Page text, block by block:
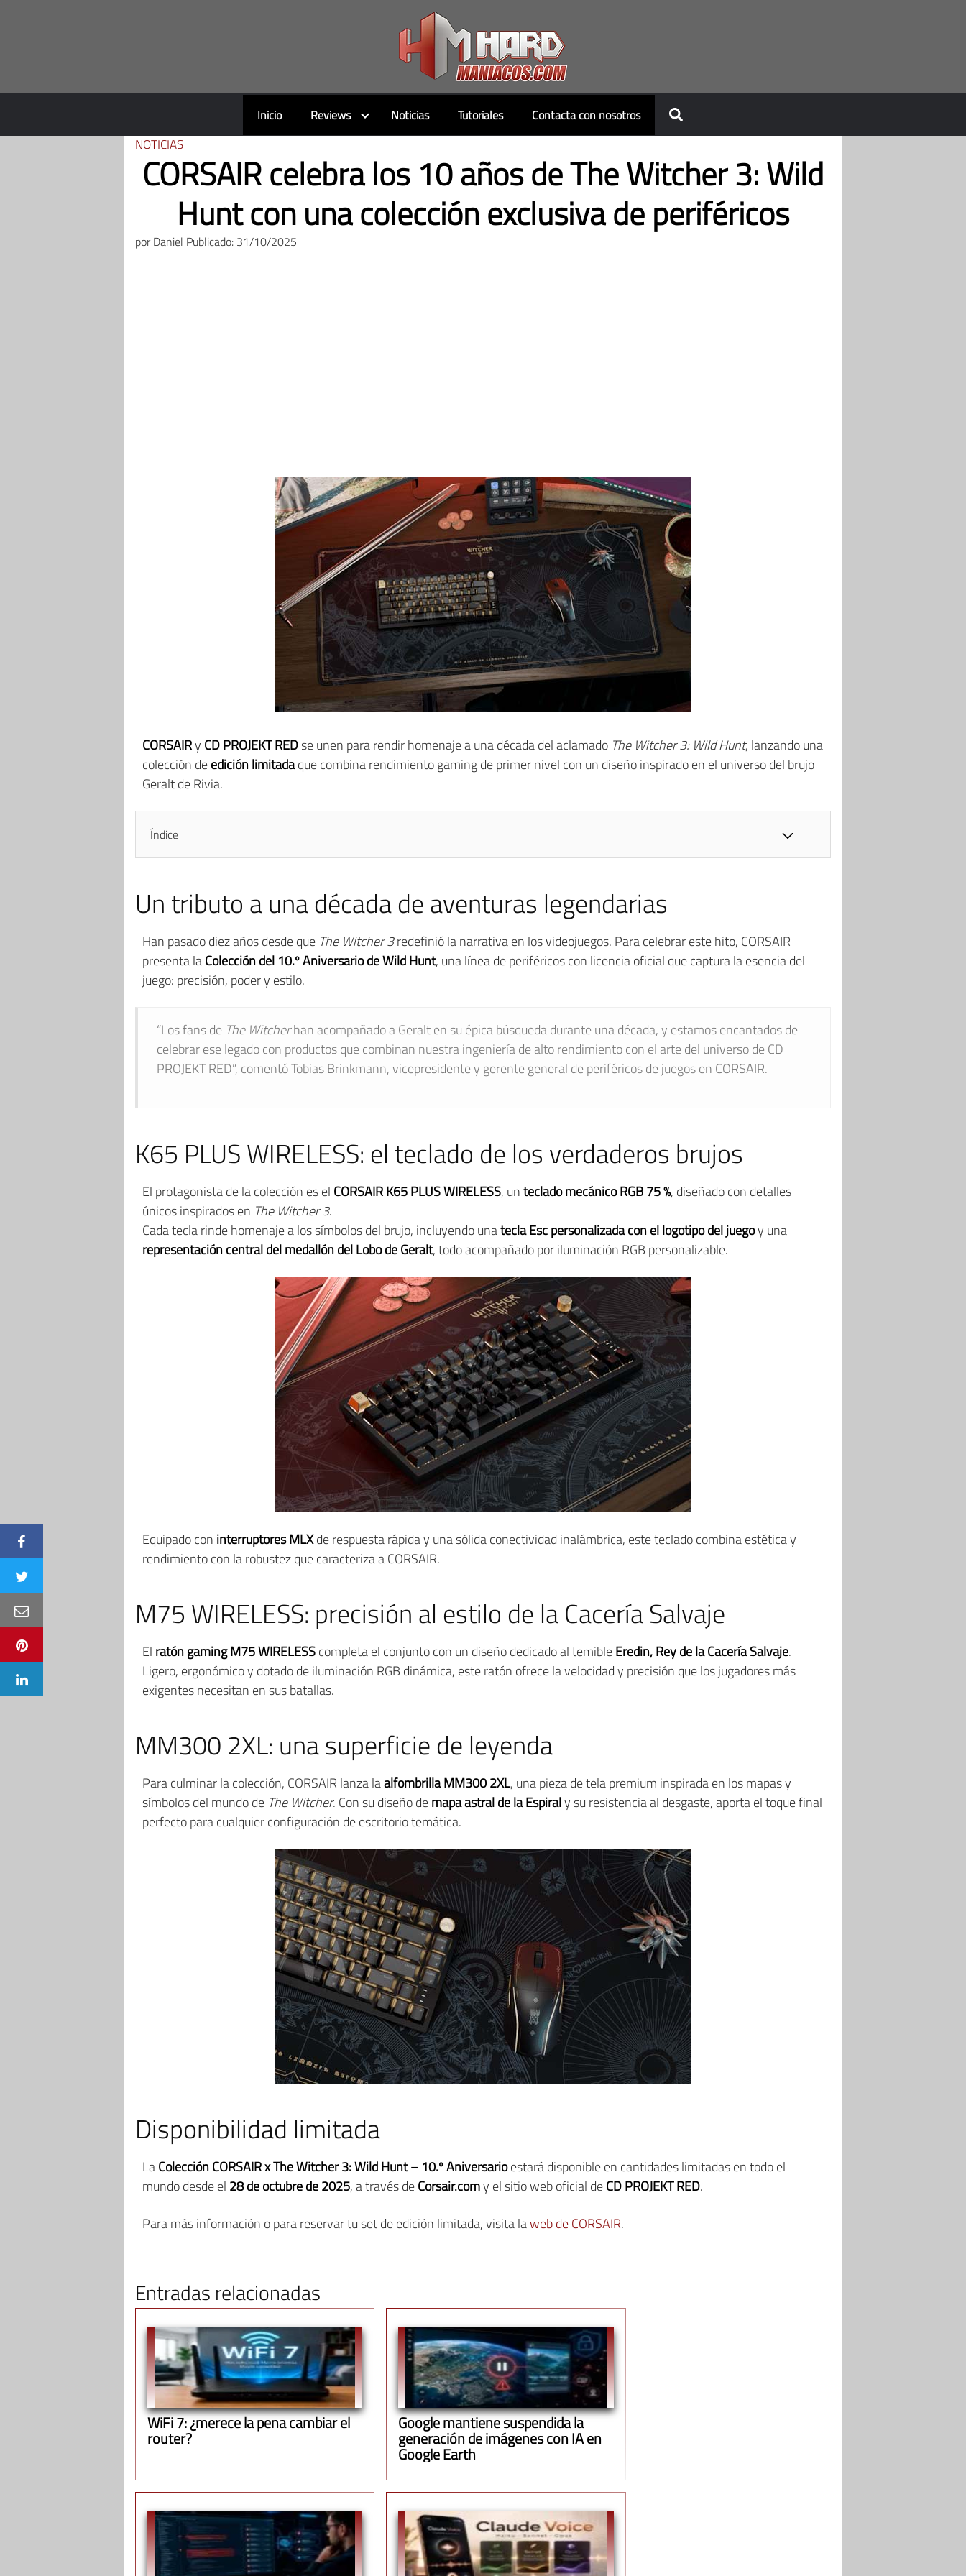
Inicio Reviews Noticias Tutoriales Contacta con nosotros
NOTICIAS
CORSAIR celebra los 10 años de The Witcher 3: Wild
Hunt con una colección exclusiva de periféricos
porDaniel Publicado: 31/10/2025
CORSAIRy CD PROJEKT REDse unen para rendir homenaje a una década del aclamado The Witcher 3: Wild Hunt, lanzando una
colección deedición limitadaque combina rendimiento gaming de primer nivel con un diseño inspirado en el universo del brujo
Geralt de Rivia.
Índice
Un tributo a una década de aventuras legendarias
Han pasado diez años desde que The Witcher 3redefinió la narrativa en los videojuegos. Para celebrar este hito, CORSAIR
presenta laColección del 10.º Aniversario de Wild Hunt, una línea de periféricos con licencia oficial que captura la esencia del
juego: precisión, poder y estilo.
“Los fans de The Witcherhan acompañado a Geralt en su épica búsqueda durante una década, y estamos encantados de
celebrar ese legado con productos que combinan nuestra ingeniería de alto rendimiento con el arte del universo de CD
PROJEKT RED”, comentó Tobias Brinkmann, vicepresidente y gerente general de periféricos de juegos en CORSAIR.
K65 PLUS WIRELESS: el teclado de los verdaderos brujos
El protagonista de la colección es el CORSAIR K65 PLUS WIRELESS, unteclado mecánico RGB 75 %, diseñado con detalles
únicos inspirados en The Witcher 3.
Cada tecla rinde homenaje a los símbolos del brujo, incluyendo unatecla Esc personalizada con el logotipo del juegoy una
representación central del medallón del Lobo de Geralt, todo acompañado por iluminación RGB personalizable.
Equipado con interruptores MLXde respuesta rápida y una sólida conectividad inalámbrica, este teclado combina estética y
rendimiento con la robustez que caracteriza a CORSAIR.
M75 WIRELESS: precisión al estilo de la Cacería Salvaje
El ratón gaming M75 WIRELESScompleta el conjunto con un diseño dedicado al temibleEredin, Rey de la Cacería Salvaje.
Ligero, ergonómico y dotado de iluminación RGB dinámica, este ratón ofrece la velocidad y precisión que los jugadores más
exigentes necesitan en sus batallas.
MM300 2XL: una superficie de leyenda
Para culminar la colección, CORSAIR lanza laalfombrilla MM300 2XL, una pieza de tela premium inspirada en los mapas y
símbolos del mundo de The Witcher. Con su diseño demapa astral de la Espiraly su resistencia al desgaste, aporta el toque final
perfecto para cualquier configuración de escritorio temática.
Disponibilidad limitada
LaColección CORSAIR x The Witcher 3: Wild Hunt – 10.º Aniversarioestará disponible en cantidades limitadas en todo el
mundo desde el 28 de octubre de 2025, a través deCorsair.comy el sitio web oficial deCD PROJEKT RED.
Para más información o para reservar tu set de edición limitada, visita laweb de CORSAIR.
Entradas relacionadas
WiFi 7: ¿merece la pena cambiar el
router?
Google mantiene suspendida la
generación de imágenes con IA en
Google Earth